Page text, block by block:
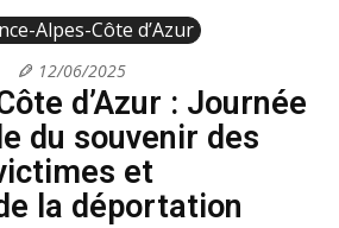
Alpes-Côte d’Azur
12/06/2025
d’Azur : Journée
du souvenir des
et
la déportation